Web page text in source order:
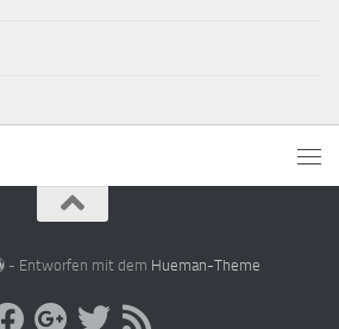
- Entworfen mit dem Hueman-Theme